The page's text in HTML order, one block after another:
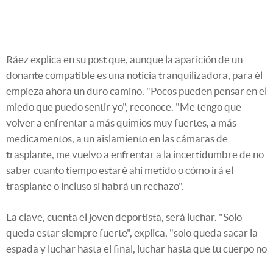
Ráez explica en su post que, aunque la aparición de un
donante compatible es una noticia tranquilizadora, para él
empieza ahora un duro camino. "Pocos pueden pensar en el
miedo que puedo sentir yo", reconoce. "Me tengo que
volver a enfrentar a más quimios muy fuertes, a más
medicamentos, a un aislamiento en las cámaras de
trasplante, me vuelvo a enfrentar a la incertidumbre de no
saber cuanto tiempo estaré ahí metido o cómo irá el
trasplante o incluso si habrá un rechazo".
La clave, cuenta el joven deportista, será luchar. "Solo
queda estar siempre fuerte", explica, "solo queda sacar la
espada y luchar hasta el final, luchar hasta que tu cuerpo no